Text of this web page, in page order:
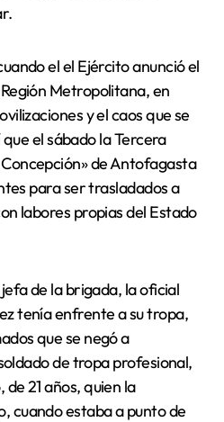
el el Ejército anunció el
Metropolitana, en
y el caos que se
el sábado la Tercera
de Antofagasta
para ser trasladados a
labores propias del Estado
de la brigada, la oficial
tenía enfrente a su tropa,
que se negó a
de tropa profesional,
21 años, quien la
cuando estaba a punto de